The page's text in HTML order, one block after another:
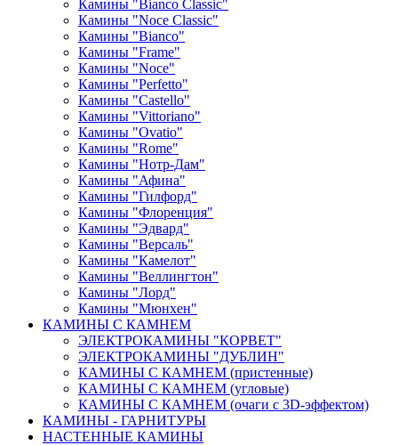
Камины "Bianco Classic"
Камины "Noce Classic"
Камины "Bianco"
Камины "Frame"
Камины "Noce"
Камины "Perfetto"
Камины "Castello"
Камины "Vittoriano"
Камины "Ovatio"
Камины "Rome"
Камины "Нотр-Дам"
Камины "Афина"
Камины "Гилфорд"
Камины "Флоренция"
Камины "Эдвард"
Камины "Версаль"
Камины "Камелот"
Камины "Веллингтон"
Камины "Лорд"
Камины "Мюнхен"
КАМИНЫ С КАМНЕМ
ЭЛЕКТРОКАМИНЫ "КОРВЕТ"
ЭЛЕКТРОКАМИНЫ "ДУБЛИН"
КАМИНЫ С КАМНЕМ (пристенные)
КАМИНЫ С КАМНЕМ (угловые)
КАМИНЫ С КАМНЕМ (очаги с 3D-эффектом)
КАМИНЫ - ГАРНИТУРЫ
НАСТЕННЫЕ КАМИНЫ